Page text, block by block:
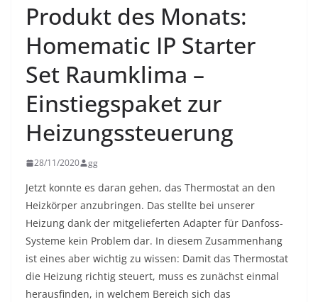
Produkt des Monats:
Homematic IP Starter
Set Raumklima –
Einstiegspaket zur
Heizungssteuerung
28/11/2020 gg
Jetzt konnte es daran gehen, das Thermostat an den
Heizkörper anzubringen. Das stellte bei unserer
Heizung dank der mitgelieferten Adapter für Danfoss-
Systeme kein Problem dar. In diesem Zusammenhang
ist eines aber wichtig zu wissen: Damit das Thermostat
die Heizung richtig steuert, muss es zunächst einmal
herausfinden, in welchem Bereich sich das